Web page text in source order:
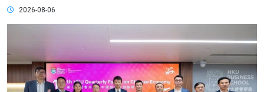
2026-08-06